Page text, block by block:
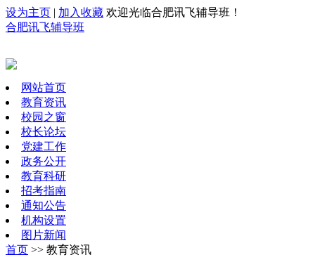
设为主页 | 加入收藏 欢迎光临合肥讯飞辅导班！
合肥讯飞辅导班
网站首页
教育资讯
校园之窗
校长论坛
党建工作
政务公开
教育科研
招考指南
通知公告
机构设置
图片新闻
首页 >> 教育资讯